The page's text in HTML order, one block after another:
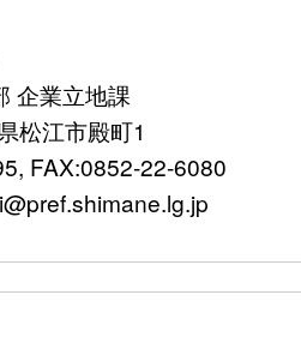
企業立地課
松江市殿町1
FAX:0852-22-6080